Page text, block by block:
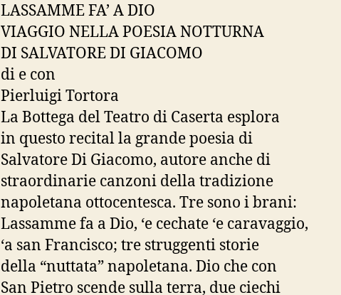
LASSAMME FA’ A DIO
VIAGGIO NELLA POESIA NOTTURNA
DI SALVATORE DI GIACOMO
di e con
Pierluigi Tortora
La Bottega del Teatro di Caserta esplora
in questo recital la grande poesia di
Salvatore Di Giacomo, autore anche di
straordinarie canzoni della tradizione
napoletana ottocentesca. Tre sono i brani:
Lassamme fa a Dio, ‘e cechate ‘e caravaggio,
‘a san Francisco; tre struggenti storie
della “nuttata” napoletana. Dio che con
San Pietro scende sulla terra, due ciechi